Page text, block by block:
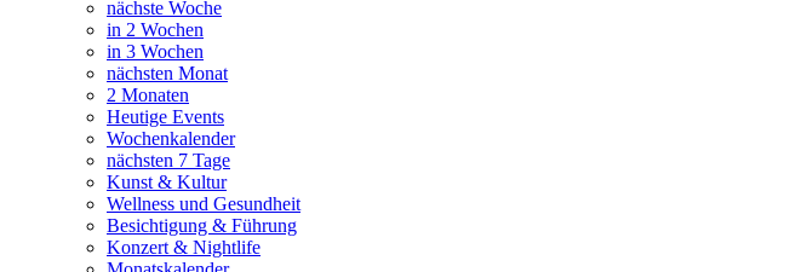
nächste Woche
in 2 Wochen
in 3 Wochen
nächsten Monat
2 Monaten
Heutige Events
Wochenkalender
nächsten 7 Tage
Kunst & Kultur
Wellness und Gesundheit
Besichtigung & Führung
Konzert & Nightlife